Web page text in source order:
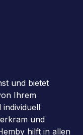
und bietet
Ihrem
und
hilft in allen